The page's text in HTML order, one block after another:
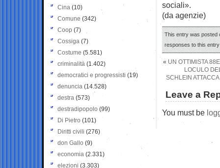
sociali».
(da agenzie)
This entry was posted
responses to this
« UN OTTIMISTA
LOCULO
SCHLEIN
Leave a
You must be
Cina (10)
Comune (342)
Coop (7)
Cossiga (7)
Costume (5.581)
criminalità (1.402)
democratici e progressisti (19)
denuncia (14.528)
destra (573)
destradipopolo (99)
Di Pietro (101)
Diritti civili (276)
don Gallo (9)
economia (2.331)
elezioni (3.303)